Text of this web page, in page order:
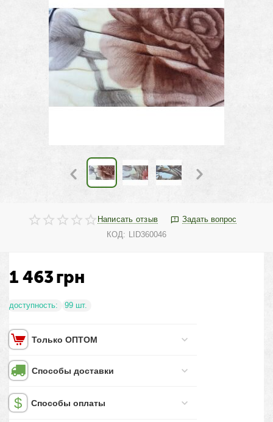
Написать отзыв
Задать вопрос
КОД: LID360046
1 463грн
доступность: 99 шт.
Только ОПТОМ
Способы доставки
Способы оплаты